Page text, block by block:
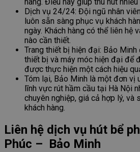
hàng. Điều này giúp thu hút
Dịch vụ 24/24: Đội ngũ nhân
luôn sẵn sàng phục vụ khách
ngày. Khách hàng có thể liên hệ
nào cần thiết.
Trang thiết bị hiện đại: Bảo
thiết bị và máy móc hiện đại để
được thực hiện một cách hiệu
Tóm lại, Bảo Minh là một đơn vị
lĩnh vực rút hầm cầu tại Hà Nội
chuyên nghiệp, giá cả hợp lý, và
khách hàng.
Liên hệ dịch vụ hút bể
Phúc – Bảo Minh